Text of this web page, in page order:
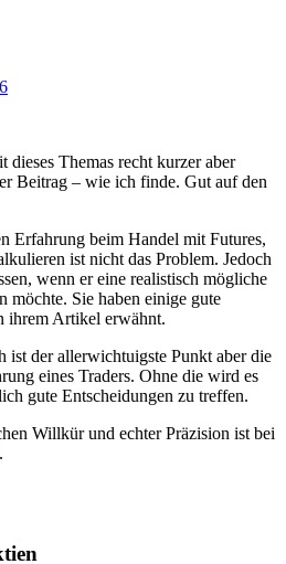
Themas recht kurzer aber
Beitrag – wie ich finde. Gut auf den
Erfahrung beim Handel mit Futures,
ist nicht das Problem. Jedoch
wenn er eine realistisch mögliche
möchte. Sie haben einige gute
ihrem Artikel erwähnt.
ist der allerwichtuigste Punkt aber die
eines Traders. Ohne die wird es
gute Entscheidungen zu treffen.
Willkür und echter Präzision ist bei